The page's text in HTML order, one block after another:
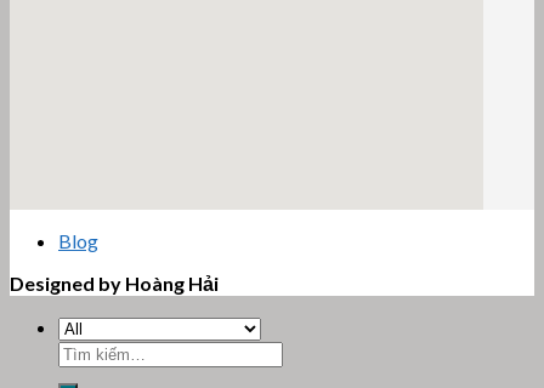
Blog
Designed by Hoàng Hải
Tìm
kiếm: